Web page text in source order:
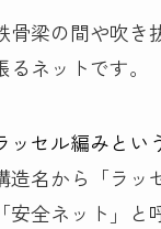
骨梁の間や吹き
るネットです。
ッセル編みとい
造名から「ラッ
安全ネット」と